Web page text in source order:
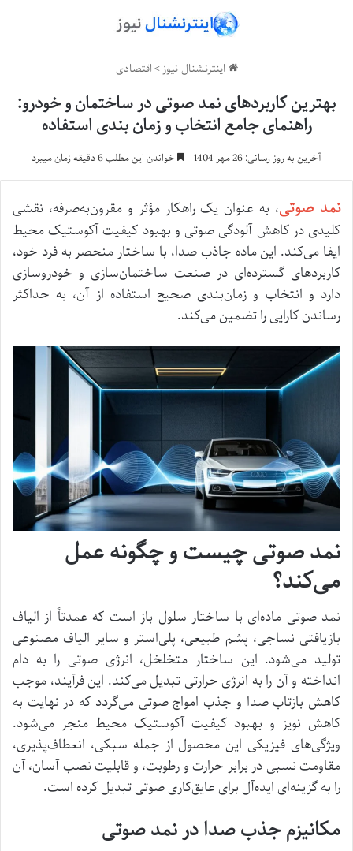
اینترنشنال نیوز>اقتصادی
بهترین کاربردهای نمد صوتی در ساختمان و خودرو:
راهنمای جامع انتخاب و زمان بندی استفاده
آخرین به روز رسانی: 26 مهر 1404 خواندن این مطلب 6 دقیقه زمان میبرد
نمد صوتی، به عنوان یک راهکار مؤثر و مقرون‌به‌صرفه، نقشی
کلیدی در کاهش آلودگی صوتی و بهبود کیفیت آکوستیک محیط
ایفا می‌کند. این ماده جاذب صدا، با ساختار منحصر به فرد خود،
کاربردهای گسترده‌ای در صنعت ساختمان‌سازی و خودروسازی
دارد و انتخاب و زمان‌بندی صحیح استفاده از آن، به حداکثر
رساندن کارایی را تضمین می‌کند.
نمد صوتی چیست و چگونه عمل
می‌کند؟
نمد صوتی ماده‌ای با ساختار سلول باز است که عمدتاً از الیاف
بازیافتی نساجی، پشم طبیعی، پلی‌استر و سایر الیاف مصنوعی
تولید می‌شود. این ساختار متخلخل، انرژی صوتی را به دام
انداخته و آن را به انرژی حرارتی تبدیل می‌کند. این فرآیند، موجب
کاهش بازتاب صدا و جذب امواج صوتی می‌گردد که در نهایت به
کاهش نویز و بهبود کیفیت آکوستیک محیط منجر می‌شود.
ویژگی‌های فیزیکی این محصول از جمله سبکی، انعطاف‌پذیری،
مقاومت نسبی در برابر حرارت و رطوبت، و قابلیت نصب آسان، آن
را به گزینه‌ای ایده‌آل برای عایق‌کاری صوتی تبدیل کرده است.
مکانیزم جذب صدا در نمد صوتی